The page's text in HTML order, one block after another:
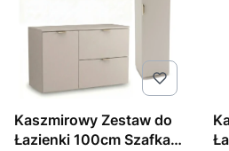
Kaszmirowy Zestaw do
Łazienki 100cm Szafka z